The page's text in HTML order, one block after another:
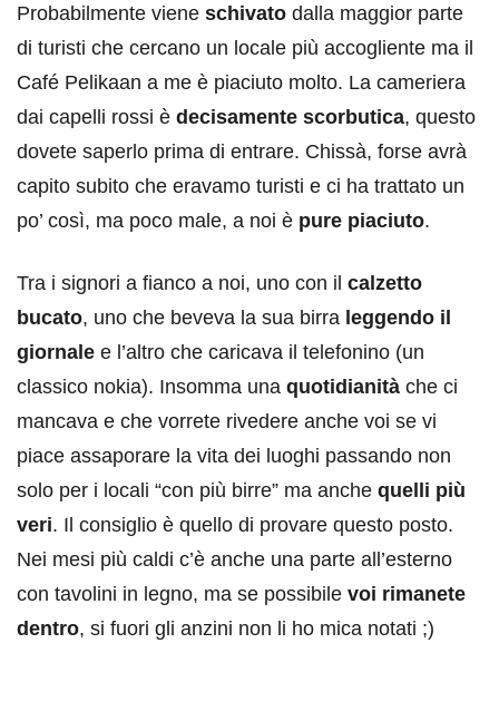
Probabilmente viene schivato dalla maggior parte
di turisti che cercano un locale più accogliente ma il
Café Pelikaan a me è piaciuto molto. La cameriera
dai capelli rossi è decisamente scorbutica, questo
dovete saperlo prima di entrare. Chissà, forse avrà
capito subito che eravamo turisti e ci ha trattato un
po’ così, ma poco male, a noi è pure piaciuto.
Tra i signori a fianco a noi, uno con il calzetto
bucato, uno che beveva la sua birra leggendo il
giornale e l’altro che caricava il telefonino (un
classico nokia). Insomma una quotidianità che ci
mancava e che vorrete rivedere anche voi se vi
piace assaporare la vita dei luoghi passando non
solo per i locali “con più birre” ma anche quelli più
veri. Il consiglio è quello di provare questo posto.
Nei mesi più caldi c’è anche una parte all’esterno
con tavolini in legno, ma se possibile voi rimanete
dentro, si fuori gli anzini non li ho mica notati ;)